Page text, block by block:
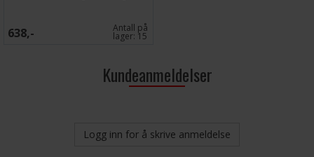
638,- Antall på
lager: 15
Kundeanmeldelser
Logg inn for å skrive anmeldelse